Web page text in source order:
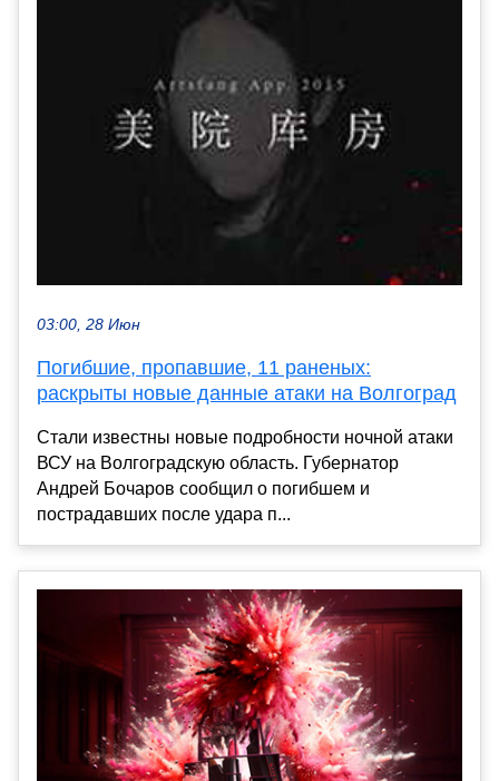
03:00, 28 Июн
Погибшие, пропавшие, 11 раненых:
раскрыты новые данные атаки на Волгоград
Стали известны новые подробности ночной атаки
ВСУ на Волгоградскую область. Губернатор
Андрей Бочаров сообщил о погибшем и
пострадавших после удара п...